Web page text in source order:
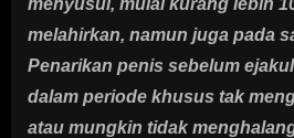
melahirkan, namun juga pada
Penarikan penis sebelum
dalam periode khusus tak
atau mungkin tidak